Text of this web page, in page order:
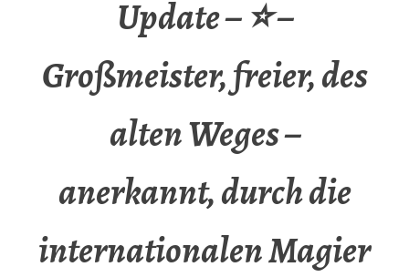
Update – ⭐ –
Großmeister, freier, des
alten Weges –
anerkannt, durch die
internationalen Magier